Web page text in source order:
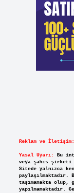
Reklam ve İletişim:
Yasal Uyarı:
Bu
veya şahıs şirketi
Sitede yalnızca
taşımamakta olup,
yapılmamaktadır.